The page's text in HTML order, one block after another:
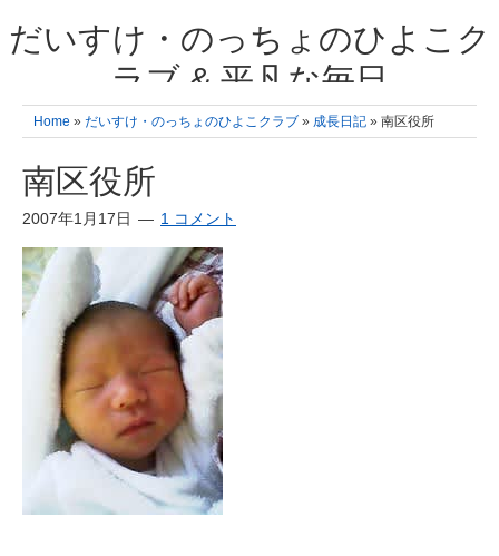
だいすけ・のっちょのひよこク
ラブ & 平凡な毎日
我が家の3人のひよこ成長日記と雑記 何十年後かに、大きくなったひよ
こ達とこの成長記を読み返すことを夢見て。& 3児ママの平凡日記 日々
Home » だいすけ・のっちょのひよこクラブ » 成長日記 » 南区役所
南区役所
2007年1月17日 1 コメント